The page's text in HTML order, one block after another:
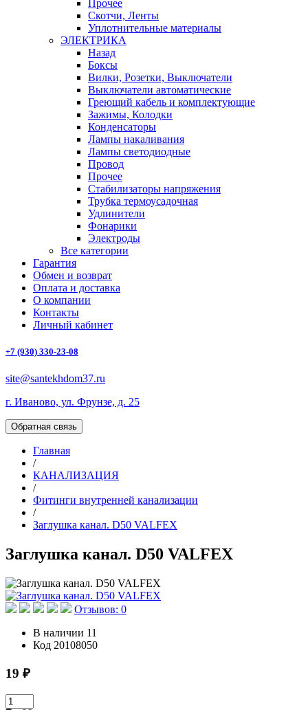
Прочее
Скотчи, Ленты
Уплотнительные материалы
ЭЛЕКТРИКА
Назад
Боксы
Вилки, Розетки, Выключатели
Выключатели автоматические
Греющий кабель и комплектующие
Зажимы, Колодки
Конденсаторы
Лампы накаливания
Лампы светодиодные
Провод
Прочее
Стабилизаторы напряжения
Трубка термоусадочная
Удлинители
Фонарики
Электроды
Все категории
Гарантия
Обмен и возврат
Оплата и доставка
О компании
Контакты
Личный кабинет
+7 (930) 330-23-08
site@santekhdom37.ru
г. Иваново, ул. Фрунзе, д. 25
Обратная связь
Главная
/
КАНАЛИЗАЦИЯ
/
Фитинги внутренней канализации
/
Заглушка канал. D50 VALFEX
Заглушка канал. D50 VALFEX
Отзывов: 0
В наличии 11
Код 20108050
19 ₽